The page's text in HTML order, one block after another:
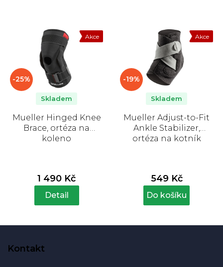
Akce
-25%
Mueller Hinged Knee
Brace, ortéza na
koleno
Skladem
1 490 Kč
Detail
Akce
-19%
Mueller Adjust-to-Fit
Ankle Stabilizer,
ortéza na kotník
Skladem
549 Kč
Do košíku
Kontakt